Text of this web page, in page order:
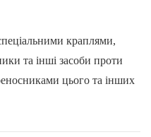
краплями,
та інші засоби проти
цього та інших